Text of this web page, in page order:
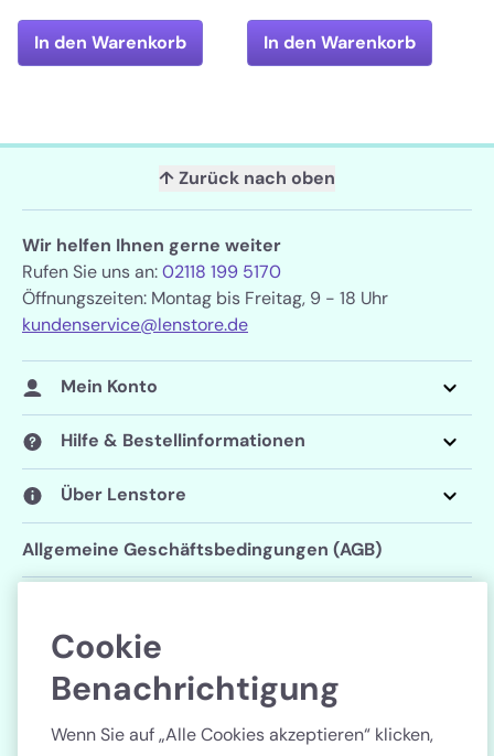
In den Warenkorb In den Warenkorb
↑ Zurück nach oben
Wir helfen Ihnen gerne weiter
Rufen Sie uns an:02118 199 5170
Öffnungszeiten: Montag bis Freitag, 9 - 18 Uhr
kundenservice@lenstore.de
Mein Konto
Hilfe & Bestellinformationen
Über Lenstore
Allgemeine Geschäftsbedingungen (AGB)
Cookie-Einstellungen
Cookie
Benachrichtigung
Wenn Sie auf „Alle Cookies akzeptieren“ klicken,